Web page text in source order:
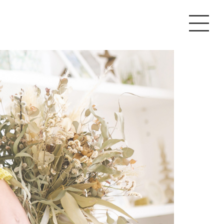
撮影プラン・料金
スタジオ
撮影の流れ
アクセス
ご予約状況カレンダー
WEB予約はこちら
お知らせ